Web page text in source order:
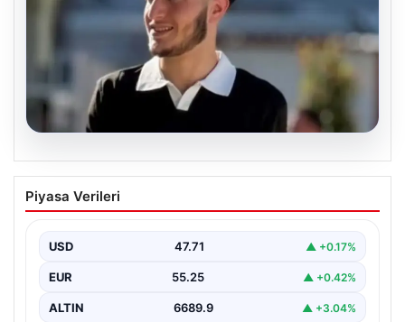
06.08.2026
Fatih’te 19 yaşındaki Ali’nin bıçakla
öldürüldüğü kavgaya ilişkin gözaltı
Piyasa Verileri
USD 47.71 ▲ +0.17%
EUR 55.25 ▲ +0.42%
ALTIN 6689.9 ▲ +3.04%